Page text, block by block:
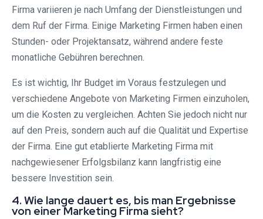
Firma variieren je nach Umfang der Dienstleistungen und
dem Ruf der Firma. Einige Marketing Firmen haben einen
Stunden- oder Projektansatz, während andere feste
monatliche Gebühren berechnen.
Es ist wichtig, Ihr Budget im Voraus festzulegen und
verschiedene Angebote von Marketing Firmen einzuholen,
um die Kosten zu vergleichen. Achten Sie jedoch nicht nur
auf den Preis, sondern auch auf die Qualität und Expertise
der Firma. Eine gut etablierte Marketing Firma mit
nachgewiesener Erfolgsbilanz kann langfristig eine
bessere Investition sein.
4. Wie lange dauert es, bis man Ergebnisse
von einer Marketing Firma sieht?